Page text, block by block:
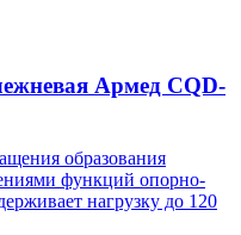
Армед CQD-
образования
функций опорно-
нагрузку до 120